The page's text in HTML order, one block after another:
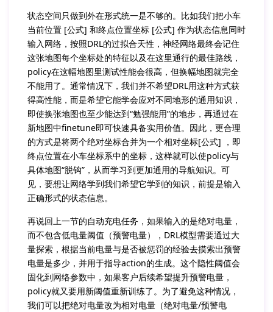
状态空间只做到外在形式统一是不够的。比如我们把小车
当前位置 [公式] 和终点位置坐标 [公式] 作为状态信息同时
输入网络，按照DRL的过拟合天性，神经网络最终会记住
这张地图每个坐标处的特征以及在这里通行的最佳路线，
policy在这幅地图里测试性能会很高，但换幅地图就完全
不能用了。通常情况下，我们并不希望DRL用这种方式获
得高性能，而是希望它能学会应对不同地形的通用知识，
即使换张地图也至少能达到“勉强能用”的地步，再通过在
新地图中finetune即可快速具备实用价值。因此，更合理
的方式是将两个绝对坐标合并为一个相对坐标[公式] ，即
终点位置在小车坐标系中的坐标，这样就可以使policy与
具体地图“脱钩”，从而学习到更加通用的导航知识。可
见，要想让网络学到我们希望它学到的知识，前提是输入
正确形式的状态信息。
再说回上一节的自动充电任务，如果输入的是绝对电量，
而不包含低电量阈值（预警电量），DRL模型需要通过大
量探索，根据当前电量与是否被惩罚的经验去摸索出预警
电量是多少，并用于指导action的生成。这个隐性阈值会
固化到网络参数中，如果客户后续希望提升预警电量，
policy就又要用新阈值重新训练了。为了避免这种情况，
我们可以把绝对电量改为相对电量（绝对电量/预警电